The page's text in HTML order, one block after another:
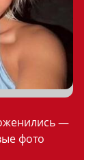
—
фото